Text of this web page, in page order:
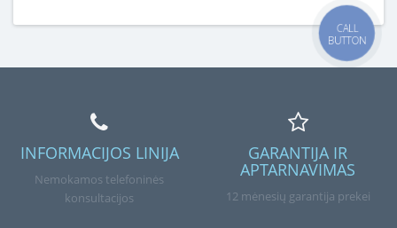
INFORMACIJOS LINIJA
Nemokamos telefoninės
konsultacijos
GARANTIJA IR
APTARNAVIMAS
12 mėnesių garantija prekei
CALL
BUTTON